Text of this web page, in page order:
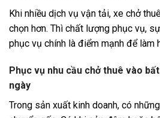
Khi nhiều dịch vụ vận tải, xe chở
chọn hơn. Thì chất lượng phục vụ,
phục vụ chính là điểm mạnh để làm
Phục vụ nhu cầu chở thuê vào
ngày
Trong sản xuất kinh doanh, có